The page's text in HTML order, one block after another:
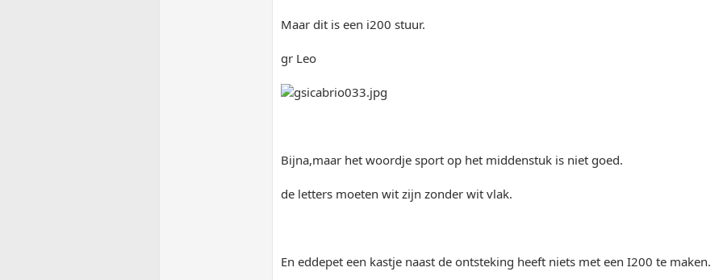
Maar dit is een i200 stuur.
gr Leo
Bijna,maar het woordje sport op het middenstuk is niet goed.
de letters moeten wit zijn zonder wit vlak.
En eddepet een kastje naast de ontsteking heeft niets met een I200 te maken.